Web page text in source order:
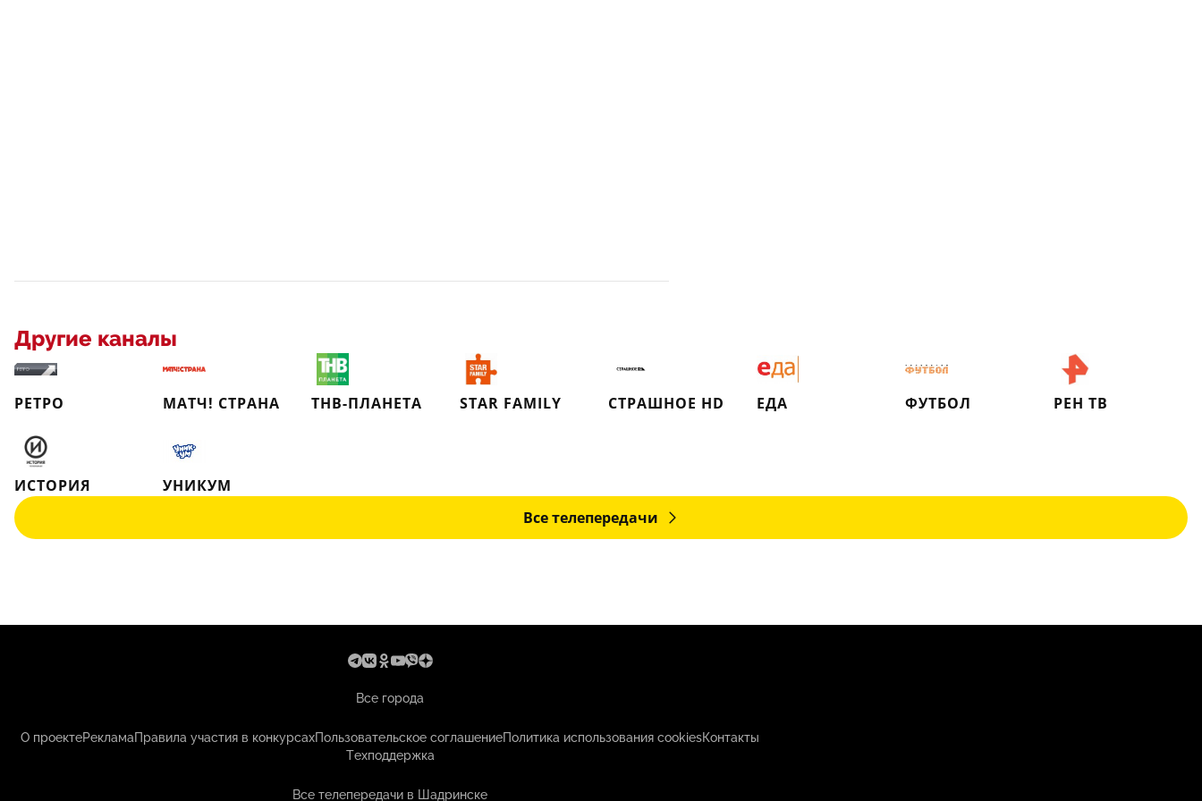
Другие каналы
РЕТРО МАТЧ! СТРАНА ТНВ-ПЛАНЕТА STAR FAMILY СТРАШНОЕ HD ЕДА ФУТБОЛ РЕН ТВ
ИСТОРИЯ
УНИКУМ
Все телепередачи
Все города
О проектеРекламаПравила участия в конкурсахПользовательское соглашениеПолитика использования cookiesКонтакты
Техподдержка
Все телепередачи в Шадринске